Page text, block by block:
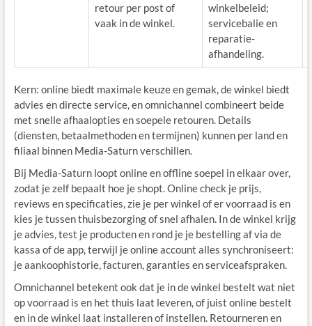
retour per post of
vaak in de winkel.
winkelbeleid;
servicebalie en
reparatie-
afhandeling.
Kern: online biedt maximale keuze en gemak, de winkel biedt
advies en directe service, en omnichannel combineert beide
met snelle afhaalopties en soepele retouren. Details
(diensten, betaalmethoden en termijnen) kunnen per land en
filiaal binnen Media-Saturn verschillen.
Bij Media-Saturn loopt online en offline soepel in elkaar over,
zodat je zelf bepaalt hoe je shopt. Online check je prijs,
reviews en specificaties, zie je per winkel of er voorraad is en
kies je tussen thuisbezorging of snel afhalen. In de winkel krijg
je advies, test je producten en rond je je bestelling af via de
kassa of de app, terwijl je online account alles synchroniseert:
je aankoophistorie, facturen, garanties en serviceafspraken.
Omnichannel betekent ook dat je in de winkel bestelt wat niet
op voorraad is en het thuis laat leveren, of juist online bestelt
en in de winkel laat installeren of instellen. Retourneren en